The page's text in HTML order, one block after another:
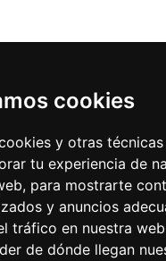
cookies
y otras
tu experiencia de
para mostrarte
y anuncios
tráfico en nuestra
de dónde llegan